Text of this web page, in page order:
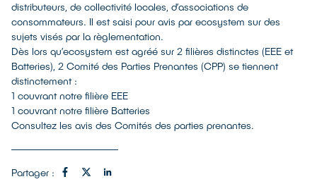
distributeurs, de collectivité locales, d’associations de
consommateurs. Il est saisi pour avis par ecosystem sur des
sujets visés par la règlementation.
Dès lors qu’ecosystem est agréé sur 2 filières distinctes (EEE et
Batteries), 2 Comité des Parties Prenantes (CPP) se tiennent
distinctement :
1 couvrant notre filière EEE
1 couvrant notre filière Batteries
Consultez les avis des Comités des parties prenantes.
Partager :